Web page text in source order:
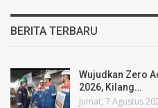
BERITA TERBARU
Wujudkan Zero
2026, Kilang…
Jumat, 7 Agustus